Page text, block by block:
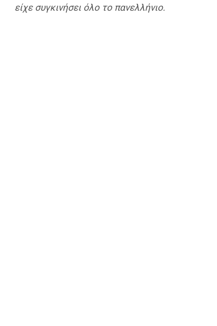
είχε συγκινήσει όλο το πανελλήνιο.